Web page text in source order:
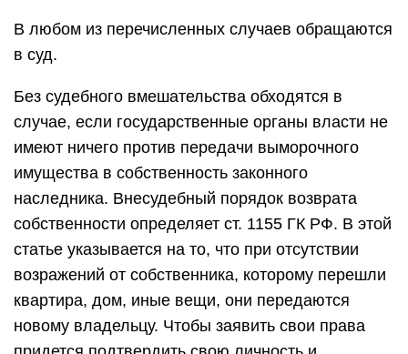
В любом из перечисленных случаев обращаются
в суд.
Без судебного вмешательства обходятся в
случае, если государственные органы власти не
имеют ничего против передачи выморочного
имущества в собственность законного
наследника. Внесудебный порядок возврата
собственности определяет ст. 1155 ГК РФ. В этой
статье указывается на то, что при отсутствии
возражений от собственника, которому перешли
квартира, дом, иные вещи, они передаются
новому владельцу. Чтобы заявить свои права